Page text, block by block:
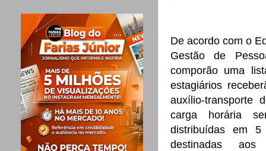
De acordo com o
Gestão de
comporão uma
estagiários
auxílio-
carga horária
distribuídas em
destinadas aos